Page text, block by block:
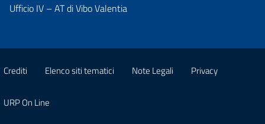
Ufficio IV – AT di Vibo Valentia
Crediti Elenco siti tematici Note Legali Privacy
URP On Line